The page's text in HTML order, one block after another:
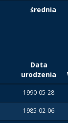
średnia
Data
urodzenia
1990-05-28
1985-02-06